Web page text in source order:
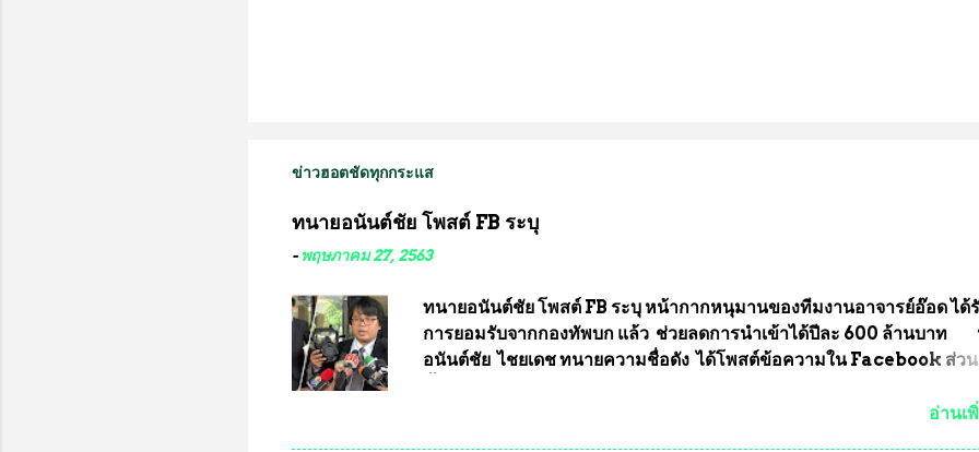
ข่าวฮอตชัดทุกกระแส
ทนายอนันต์ชัย โพสต์ FB ระบุ
- พฤษภาคม 27, 2563
ทนายอนันต์ชัย โพสต์ FB ระบุ หน้ากากหนุมานของทีมงานอาจารย์อ๊อด ได้
การยอมรับจากกองทัพบก แล้ว ช่วยลดการนำเข้าได้ปีละ 600 ล้านบาท
อนันต์ชัย ไชยเดช ทนายความชื่อดัง ได้โพสต์ข้อความใน Facebook ส่วน
อ่านเ